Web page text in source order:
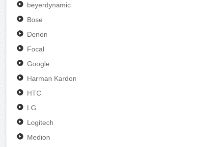
beyerdynamic
Bose
Denon
Focal
Google
Harman Kardon
HTC
LG
Logitech
Medion